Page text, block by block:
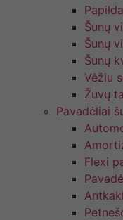
Šunų
Šunų
Šunų
Vėžiu
Žuvų
Pavadėliai
Flexi